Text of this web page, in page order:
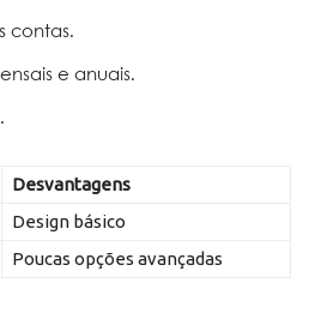
contas.
e anuais.
Desvantagens
Design básico
Poucas opções avançadas